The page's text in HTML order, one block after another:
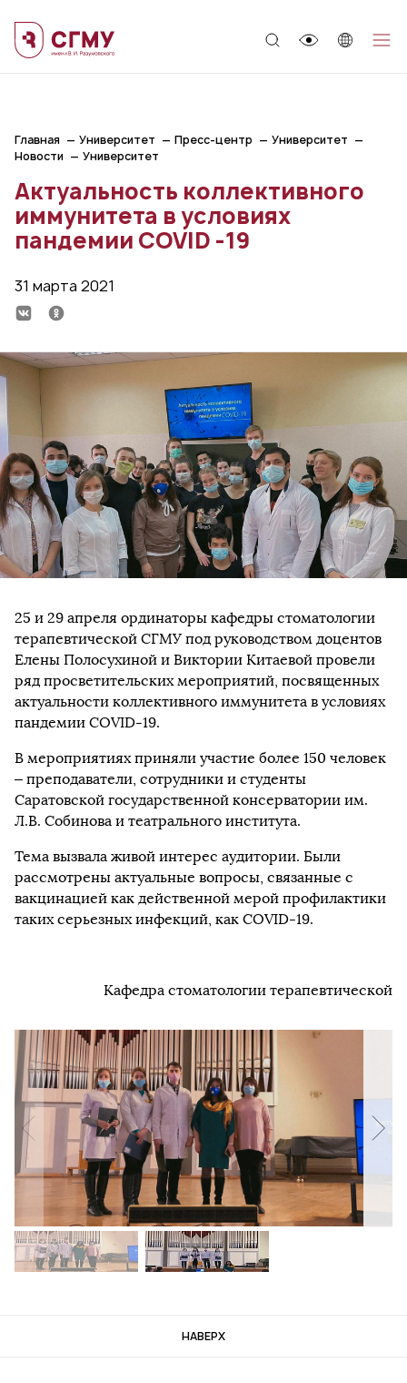
Главная Университет Пресс-центр
Университет
Новости
Университет
Актуальность коллективного
иммунитета в условиях
пандемии COVID -19
31 марта 2021
25 и 29 апреля ординаторы кафедры стоматологии
терапевтической СГМУ под руководством доцентов
Елены Полосухиной и Виктории Китаевой провели
ряд просветительских мероприятий, посвященных
актуальности коллективного иммунитета в условиях
пандемии COVID-19.
В мероприятиях приняли участие более 150 человек
– преподаватели, сотрудники и студенты
Саратовской государственной консерватории им.
Л.В. Собинова и театрального института.
Тема вызвала живой интерес аудитории. Были
рассмотрены актуальные вопросы, связанные с
вакцинацией как действенной мерой профилактики
таких серьезных инфекций, как COVID-19.
Кафедра стоматологии терапевтической
НАВЕРХ